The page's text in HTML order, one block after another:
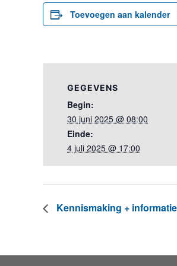
Toevoegen aan kalender
GEGEVENS
Begin:
30 juni 2025 @ 08:00
Einde:
4 juli 2025 @ 17:00
Kennismaking +